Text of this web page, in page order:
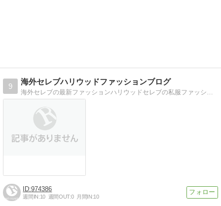
9
海外セレブハリウッドファッションブログ
海外セレブの最新ファッションハリウッドセレブの私服ファッションを写真で紹介
974386
週間IN:10 週間OUT:0 月間IN:10